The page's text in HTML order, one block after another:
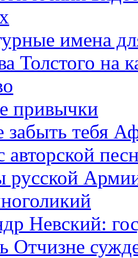
имена
Толстого на
привычки
тебя
авторской
русской
Невский:
Отчизне